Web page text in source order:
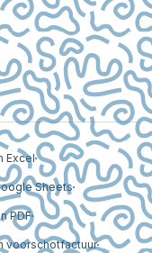
Excel
Sheets
PDF
voorschotfactuur